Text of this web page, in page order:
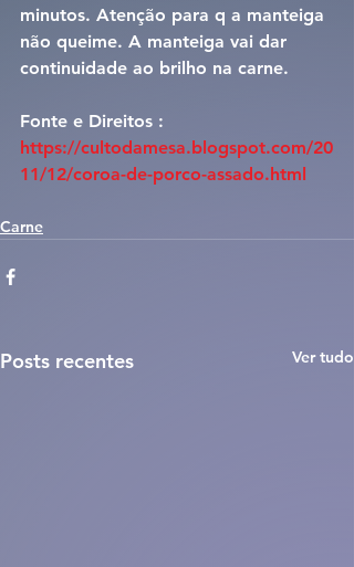
minutos. Atenção para q a manteiga
não queime. A manteiga vai dar
continuidade ao brilho na carne.
Fonte e Direitos :
https://cultodamesa.blogspot.com/20
11/12/coroa-de-porco-assado.html
Carne
Posts recentes Ver tudo